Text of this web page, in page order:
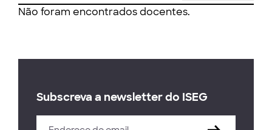
Não foram encontrados docentes.
Subscreva a newsletter do ISEG